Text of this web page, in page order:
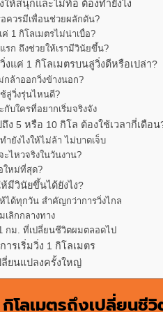
ให้สนุกและไม่ท้อ ต้องทำยังไง
ควรมีเพื่อนช่วยผลักดัน?
1 กิโลเมตรไม่น่าเบื่อ?
รก ถึงช่วยให้เรามีวินัยขึ้น?
งแค่ 1 กิโลเมตรบนลู่วิ่งดีหรือเปล่า?
กล้าออกวิ่งข้างนอก?
ช้ลู่วิ่งรุ่นไหนดี?
กับใครที่อยากเริ่มจริงจัง
ง 5 หรือ 10 กิโล ต้องใช้เวลากี่เดือน
ำยังไงให้ไม่ล้า ไม่บาดเจ็บ
ไหวจริงในวันงาน?
ใหม่ที่สุด?
มีวินัยขึ้นได้ยังไง?
ได้ทุกวัน สำคัญกว่าการวิ่งไกล
เลิกกลางทาง
กม. ที่เปลี่ยนชีวิตผมตลอดไป
รเริ่มวิ่ง 1 กิโลเมตร
ลี่ยนแปลงครั้งใหญ่
กิโลเมตรถึงเปลี่ยนชี